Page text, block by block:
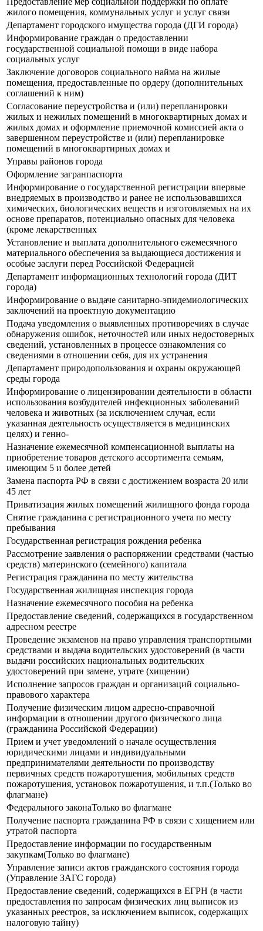
жилого помещения, коммунальных услуг и услуг связи
Департамент городского имущества города (ДГИ города)
Информирование граждан о предоставлении
государственной социальной помощи в виде набора
социальных услуг
Заключение договоров социального найма на жилые
помещения, предоставленные по ордеру (дополнительных
соглашений к ним)
Согласование переустройства и (или) перепланировки
жилых и нежилых помещений в многоквартирных домах и
жилых домах и оформление приемочной комиссией акта о
завершенном переустройстве и (или) перепланировке
помещений в многоквартирных домах и
Управы районов города
Оформление загранпаспорта
Информирование о государственной регистрации впервые
внедряемых в производство и ранее не использовавшихся
химических, биологических веществ и изготовляемых на их
основе препаратов, потенциально опасных для человека
(кроме лекарственных
Установление и выплата дополнительного ежемесячного
материального обеспечения за выдающиеся достижения и
особые заслуги перед Российской Федерацией
Департамент информационных технологий города (ДИТ
города)
Информирование о выдаче санитарно-эпидемиологических
заключений на проектную документацию
Подача уведомления о выявленных противоречиях в случае
обнаружения ошибок, неточностей или иных недостоверных
сведений, установленных в процессе ознакомления со
сведениями в отношении себя, для их устранения
Департамент природопользования и охраны окружающей
среды города
Информирование о лицензировании деятельности в области
использования возбудителей инфекционных заболеваний
человека и животных (за исключением случая, если
указанная деятельность осуществляется в медицинских
целях) и генно-
Назначение ежемесячной компенсационной выплаты на
приобретение товаров детского ассортимента семьям,
имеющим 5 и более детей
Замена паспорта РФ в связи с достижением возраста 20 или
45 лет
Приватизация жилых помещений жилищного фонда города
Снятие гражданина с регистрационного учета по месту
пребывания
Государственная регистрация рождения ребенка
Рассмотрение заявления о распоряжении средствами (частью
средств) материнского (семейного) капитала
Регистрация гражданина по месту жительства
Государственная жилищная инспекция города
Назначение ежемесячного пособия на ребенка
Предоставление сведений, содержащихся в государственном
адресном реестре
Прoведение экзаменов на право управления транспортными
средствами и выдача водительских удостоверений (в части
выдачи российских национальных водительских
удостоверений при замене, утрате (хищении)
Исполнение запросов граждан и организаций социально-
правового характера
Получение физическим лицом адресно-справочной
информации в отношении другого физического лица
(гражданина Российской Федерации)
Прием и учет уведомлений о начале осуществления
юридическими лицами и индивидуальными
предпринимателями деятельности по производству
первичных средств пожаротушения, мобильных средств
пожаротушения, установок пожаротушения, и т.п.(Только во
флагмане)
Федерального законаТолько во флагмане
Получение паспорта гражданина РФ в связи с хищением или
утратой паспорта
Предоставление информации по государственным
закупкам(Только во флагмане)
Управление записи актов гражданского состояния города
(Управление ЗАГС города)
Предоставление сведений, содержащихся в ЕГРН (в части
предоставления по запросам физических лиц выписок из
указанных реестров, за исключением выписок, содержащих
налоговую тайну)